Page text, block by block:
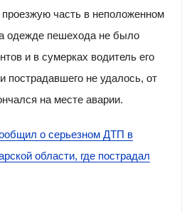
часть в неположенном
одежде пешехода не было
и в сумерках водитель его
пострадавшего не удалось, от
на месте аварии.
о серьезном ДТП в
области, где пострадал